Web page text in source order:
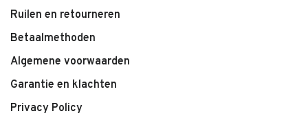
Ruilen en retourneren
Betaalmethoden
Algemene voorwaarden
Garantie en klachten
Privacy Policy